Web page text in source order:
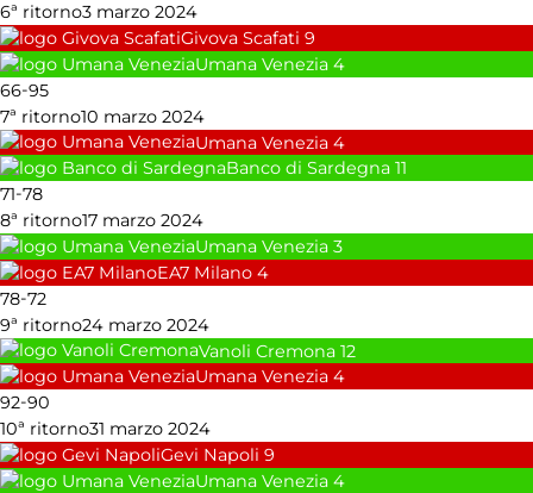
6ª ritorno3 marzo 2024
Givova Scafati 9
Umana Venezia 4
66-95
7ª ritorno10 marzo 2024
Umana Venezia 4
Banco di Sardegna 11
71-78
8ª ritorno17 marzo 2024
Umana Venezia 3
EA7 Milano 4
78-72
9ª ritorno24 marzo 2024
Vanoli Cremona 12
Umana Venezia 4
92-90
10ª ritorno31 marzo 2024
Gevi Napoli 9
Umana Venezia 4